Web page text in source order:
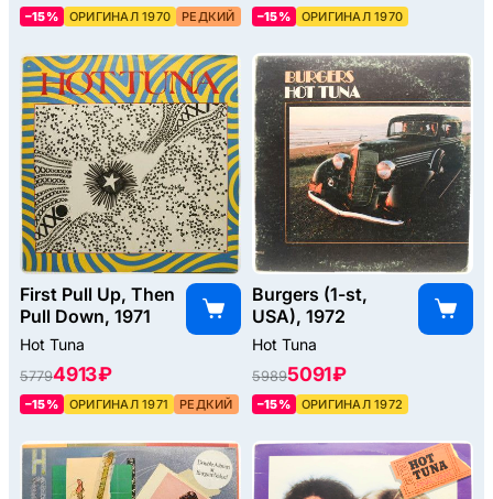
–15% ОРИГИНАЛ 1970 РЕДКИЙ –15% ОРИГИНАЛ 1970
First Pull Up, Then
Pull Down, 1971
Hot Tuna
57794913 ₽
–15% ОРИГИНАЛ 1971 РЕДКИЙ
Burgers (1-st,
USA), 1972
Hot Tuna
59895091 ₽
–15% ОРИГИНАЛ 1972